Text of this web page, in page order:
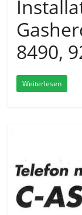
8490,
Weiterlesen